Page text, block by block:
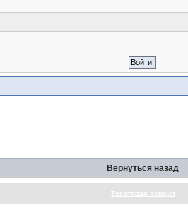
Вернуться назад
Текстовая версия